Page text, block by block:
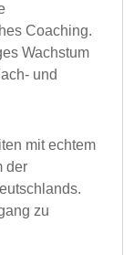
Coaching.
Wachstum
und
mit echtem
der
zu